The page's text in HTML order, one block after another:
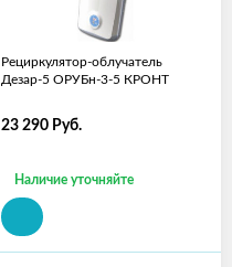
Рециркулятор-облучатель
Дезар-5 ОРУБн-3-5 КРОНТ
23 290 Руб.
Наличие уточняйте